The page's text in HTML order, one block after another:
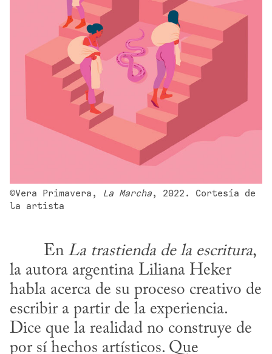
©Vera Primavera, La Marcha, 2022. Cortesía de
la artista
​	En La trastienda de la escritura,
la autora argentina Liliana Heker
habla acerca de su proceso creativo de
escribir a partir de la experiencia.
Dice que la realidad no construye de
por sí hechos artísticos. Que